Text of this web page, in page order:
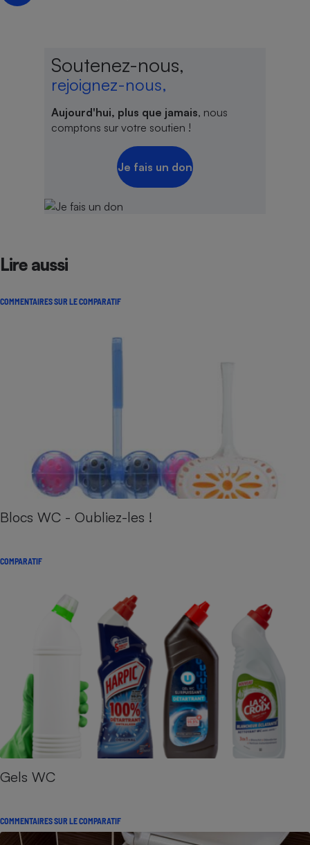
Soutenez-nous,
rejoignez-nous,
Aujourd'hui, plus que jamais, nous
comptons sur votre soutien !
Je fais un don
Lire aussi
COMMENTAIRES SUR LE COMPARATIF
Blocs WC - Oubliez-les !
COMPARATIF
Gels WC
COMMENTAIRES SUR LE COMPARATIF